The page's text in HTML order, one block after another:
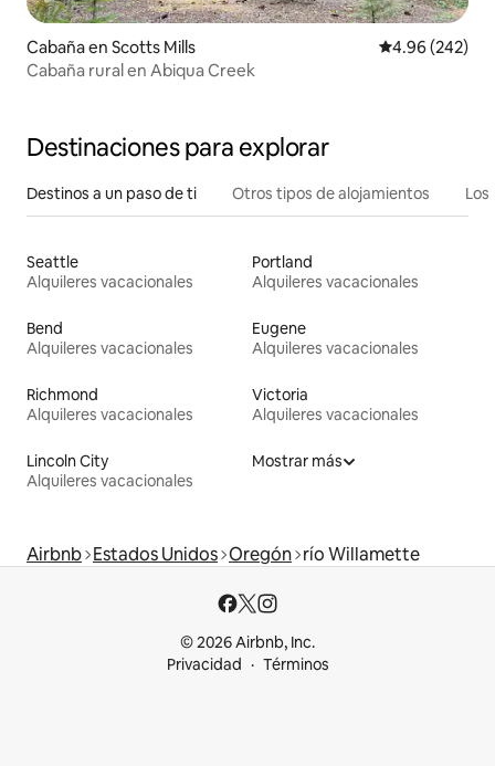
Cabaña en Scotts Mills Calificación
4.96 (242)
Cabaña rural en Abiqua Creek
Destinaciones para explorar
Destinos a un paso de ti Otros tipos de alojamientos
Seattle
Alquileres vacacionales
Portland
Alquileres vacacionales
Bend
Alquileres vacacionales
Eugene
Alquileres vacacionales
Richmond
Alquileres vacacionales
Victoria
Alquileres vacacionales
Lincoln City
Alquileres vacacionales
Mostrar más
Airbnb Estados Unidos Oregón río Willamette
© 2026 Airbnb, Inc.
Privacidad
Términos